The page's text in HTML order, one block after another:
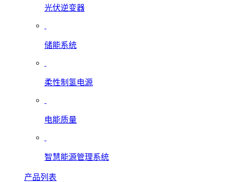
光伏逆变器
储能系统
柔性制氢电源
电能质量
智慧能源管理系统
产品列表